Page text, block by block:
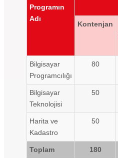
Programın
Adı
Kontenjan
Bilgisayar
Programcılığı
80
Bilgisayar
Teknolojisi
50
Harita ve
Kadastro
50
Toplam 180